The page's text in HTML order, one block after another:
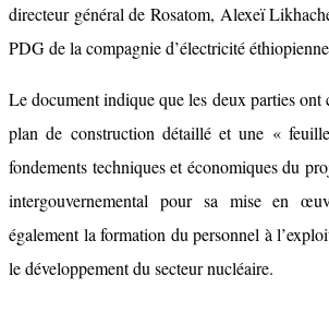
directeur général de Rosatom, Alexeï
PDG de la compagnie d’électricité
Le document indique que les deux parties ont
plan de construction détaillé et une «
fondements techniques et économiques du
intergouvernemental pour sa mise en
également la formation du personnel à
le développement du secteur nucléaire.